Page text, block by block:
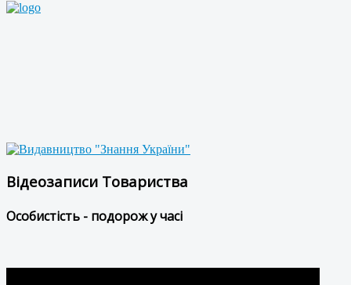
Відеозаписи Товариства
Особистість - подорож у часі